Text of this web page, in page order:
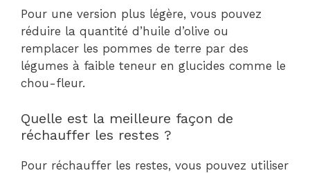
Pour une version plus légère, vous pouvez
réduire la quantité d’huile d’olive ou
remplacer les pommes de terre par des
légumes à faible teneur en glucides comme le
chou-fleur.
Quelle est la meilleure façon de
réchauffer les restes ?
Pour réchauffer les restes, vous pouvez utiliser